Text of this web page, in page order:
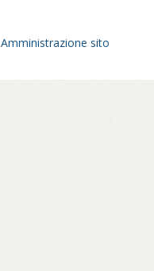
Amministrazione sito